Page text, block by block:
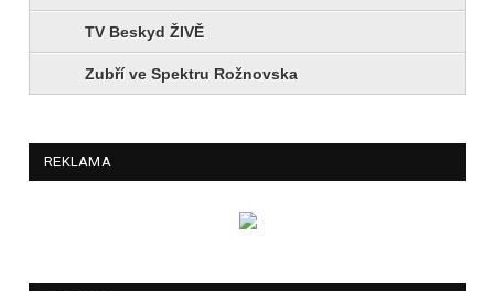
TV Beskyd ŽIVĚ
Zubří ve Spektru Rožnovska
REKLAMA